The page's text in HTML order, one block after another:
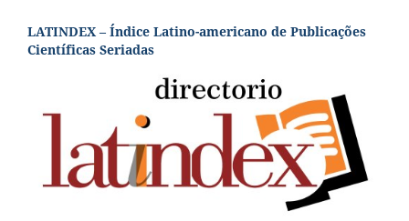
LATINDEX – Índice Latino-americano de Publicações
Científicas Seriadas